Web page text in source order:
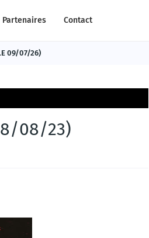
Partenaires Contact
09/07/26)
08/23)